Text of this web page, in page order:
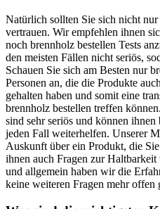
Natürlich sollten Sie sich nicht
vertrauen. Wir empfehlen ihnen
noch brennholz bestellen Tests
den meisten Fällen nicht seriös,
Schauen Sie sich am Besten nur
Personen an, die die Produkte
gehalten haben und somit eine
brennholz bestellen treffen
sind sehr seriös und können
jeden Fall weiterhelfen. Unserer
Auskunft über ein Produkt, die
ihnen auch Fragen zur
und allgemein haben wir die
keine weiteren Fragen mehr offen